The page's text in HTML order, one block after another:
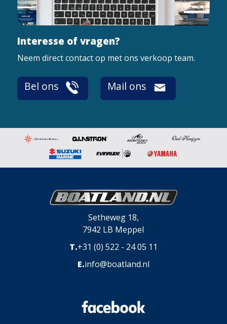
Interesse of vragen?
Neem direct contact op met ons verkoop team.
Bel ons Mail ons
Setheweg 18,
7942 LB Meppel
T.+31 (0) 522 - 24 05 11
E.info@boatland.nl